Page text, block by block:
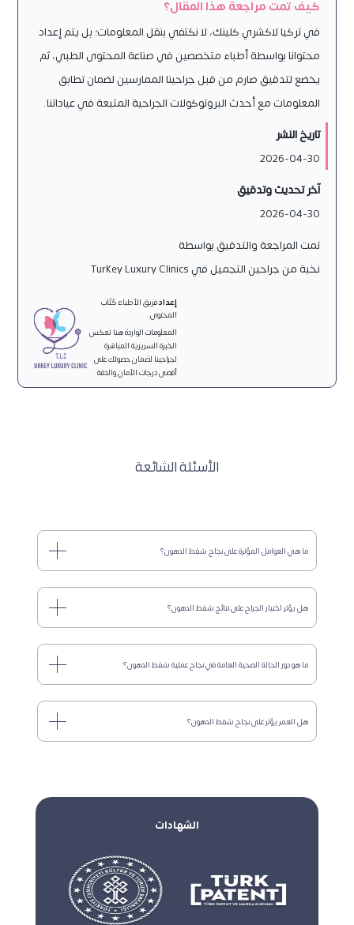
كيف تمت مراجعة هذا المقال؟
في تركيا لاكشري كلينك، لا نكتفي بنقل المعلومات؛ بل يتم إعداد
محتوانا بواسطة أطباء متخصصين في صناعة المحتوى الطبي، ثم
يخضع لتدقيق صارم من قبل جراحينا الممارسين لضمان تطابق
المعلومات مع أحدث البروتوكولات الجراحية المتبعة في عياداتنا.
تاريخ النشر
2026-04-30
آخر تحديث وتدقيق
2026-04-30
تمت المراجعة والتدقيق بواسطة
نخبة من جراحين التجميل في Turkey Luxury Clinics
إعدادفريق الأطباء كُتّاب
المحتوى.
المعلومات الواردة هنا تعكس
الخبرة السريرية المباشرة
لجراحينا لضمان حصولك على
أقصى درجات الأمان والدقة
الأسئلة الشائعة
ما هي العوامل المؤثرة على نجاح شفط الدهون؟
هل يؤثر اختيار الجراح على نتائج شفط الدهون؟
ما هو دور الحالة الصحية العامة في نجاح عملية شفط الدهون؟
هل العمر يؤثر على نجاح شفط الدهون؟
الشهادات